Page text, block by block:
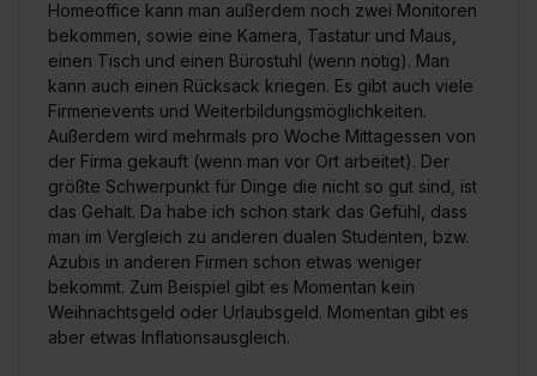
Homeoffice kann man außerdem noch zwei Monitoren
bekommen, sowie eine Kamera, Tastatur und Maus,
einen Tisch und einen Bürostuhl (wenn nötig). Man
kann auch einen Rücksack kriegen. Es gibt auch viele
Firmenevents und Weiterbildungsmöglichkeiten.
Außerdem wird mehrmals pro Woche Mittagessen von
der Firma gekauft (wenn man vor Ort arbeitet). Der
größte Schwerpunkt für Dinge die nicht so gut sind, ist
das Gehalt. Da habe ich schon stark das Gefühl, dass
man im Vergleich zu anderen dualen Studenten, bzw.
Azubis in anderen Firmen schon etwas weniger
bekommt. Zum Beispiel gibt es Momentan kein
Weihnachtsgeld oder Urlaubsgeld. Momentan gibt es
aber etwas Inflationsausgleich.